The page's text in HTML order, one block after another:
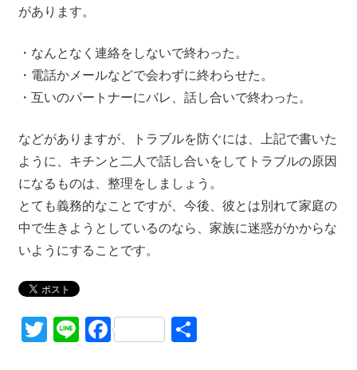
があります。
・なんとなく連絡をしないで終わった。
・電話かメールなどで会わずに終わらせた。
・互いのパートナーにバレ、話し合いで終わった。
などがありますが、トラブルを防ぐには、上記で書いた
ように、キチンと二人で話し合いをしてトラブルの原因
になるものは、整理をしましょう。
とても義務的なことですが、今後、彼とは別れて家庭の
中で生きようとしているのなら、家族に迷惑がかからな
いようにすることです。
Twitter
LineFacebook